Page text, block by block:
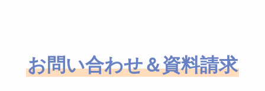
お問い合わせ＆資料請求